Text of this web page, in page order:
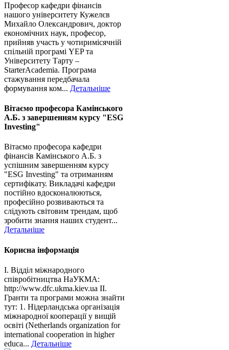
Професор кафедри фінансів
нашого університету Кужелєв
Михайло Олександрович, доктор
економічних наук, професор,
прийняв участь у чотиримісячній
спільній програмі YEP та
Університету Тарту –
StarterAcademia. Програма
стажування передбачала
формування ком... Детальніше
Вітаємо професора Камінського
А.Б. з завершенням курсу "ESG
Investing"
Вітаємо професора кафедри
фінансів Камінського А.Б. з
успішним завершенням курсу
"ESG Investing" та отриманням
сертифікату. Викладачі кафедри
постійно вдосконалюються,
професійно розвиваються та
слідують світовим трендам, щоб
зробити знання наших студент...
Детальніше
Корисна інформація
І. Відділ міжнародного
співробітництва НаУКМА:
http://www.dfc.ukma.kiev.ua ІІ.
Гранти та програми можна знайти
тут: 1. Нідерландська організація
міжнародної кооперації у вищій
освіті (Netherlands organization for
international cooperation in higher
educa... Детальніше